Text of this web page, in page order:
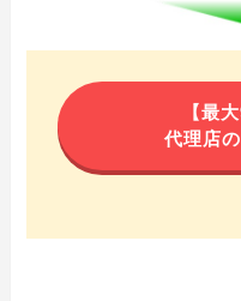
【最
代理店